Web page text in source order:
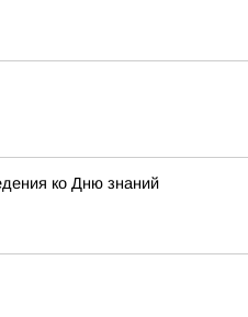
ко Дню знаний